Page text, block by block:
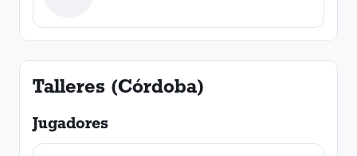
Talleres (Córdoba)
Jugadores